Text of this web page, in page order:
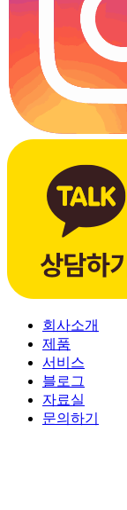
회사소개
제품
서비스
블로그
자료실
문의하기